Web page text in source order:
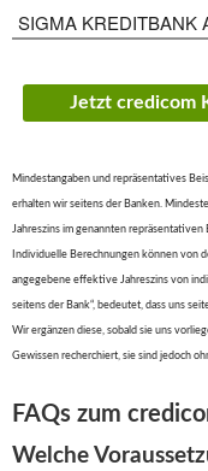
SIGMA KREDITBANK
Jetzt credicom
Mindestangaben und repräsentatives
erhalten wir seitens der Banken.
Jahreszins im genannten
Individuelle Berechnungen können von
angegebene effektive Jahreszins von
seitens der Bank“, bedeutet, dass uns
Wir ergänzen diese, sobald sie uns
Gewissen recherchiert, sie sind jedoch
FAQs zum
Welche